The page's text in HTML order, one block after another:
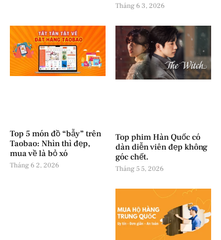
Tháng 6 3, 2026
Top 5 món đồ “bẫy” trên
Taobao: Nhìn thì đẹp,
mua về là bỏ xó
Tháng 6 2, 2026
Top phim Hàn Quốc có
dàn diễn viên đẹp không
góc chết.
Tháng 5 5, 2026